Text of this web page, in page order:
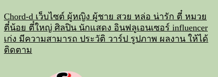
Chord-d เว็บไซต์ ผู้หญิง ผู้ชาย สวย หล่อ น่ารัก ตี๋ หมวย
ตี๋น้อย ตี๋ใหญ่ ศิลปิน นักแสดง อินฟลูเอนเซอร์ influencer
เก่ง มีความสามารถ ประวัติ วาร์ป รูปภาพ ผลงาน ให้ได้
ติดตาม